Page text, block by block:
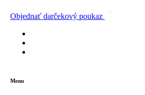
Objednať darčekový poukaz
Menu